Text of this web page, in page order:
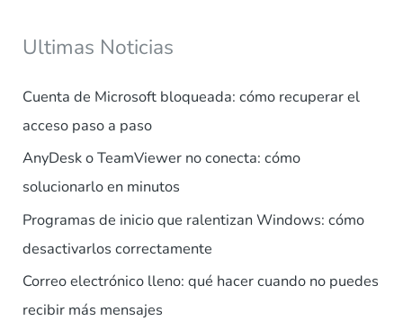
Ultimas Noticias
Cuenta de Microsoft bloqueada: cómo recuperar el
acceso paso a paso
AnyDesk o TeamViewer no conecta: cómo
solucionarlo en minutos
Programas de inicio que ralentizan Windows: cómo
desactivarlos correctamente
Correo electrónico lleno: qué hacer cuando no puedes
recibir más mensajes